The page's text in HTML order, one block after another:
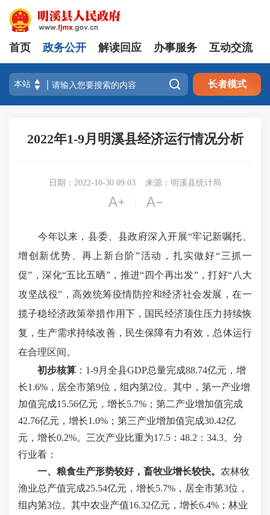
首页 政务公开 解读回应 办事服务 互动交流
 长者模式
2022年1-9月明溪县经济运行情况分析
日期：2022-10-30 09:03 来源：明溪县统计局
 
今年以来，县委、县政府深入开展“牢记新嘱托、
增创新优势、再上新台阶”活动，扎实做好“三抓一
促”，深化“五比五晒”，推进“四个再出发”，打好“八大
攻坚战役”，高效统筹疫情防控和经济社会发展，在一
揽子稳经济政策举措作用下，国民经济顶住压力持续恢
复，生产需求持续改善，民生保障有力有效，总体运行
在合理区间。
初步核算 ：1-9月全县GDP总量完成88.74亿元，增
长1.6%，居全市第9位，组内第2位。其中，第一产业增
加值完成15.56亿元，增长5.7%；第二产业增加值完成
42.76亿元，增长1.0%；第三产业增加值完成30.42亿
元，增长0.2%。三次产业比重为17.5：48.2：34.3。分
行业看：
一、粮食生产形势较好，畜牧业增长较快。 农林牧
渔业总产值完成25.54亿元，增长5.7%，居全市第3位，
组内第3位。其中农业产值16.32亿元，增长6.4%；林业